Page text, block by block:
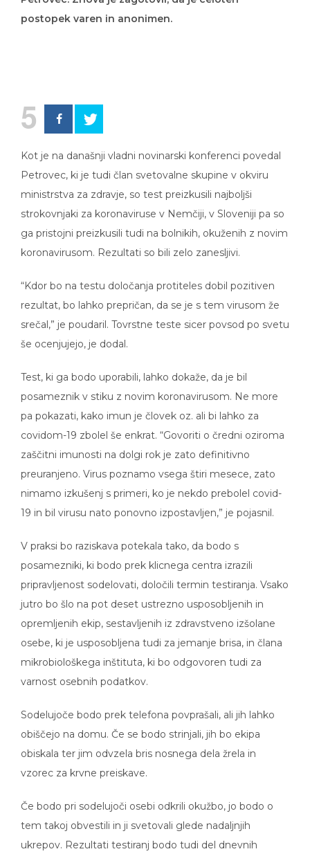
postopek varen in anonimen.
5
Kot je na današnji vladni novinarski konferenci povedal
Petrovec, ki je tudi član svetovalne skupine v okviru
ministrstva za zdravje, so test preizkusili najboljši
strokovnjaki za koronaviruse v Nemčiji, v Sloveniji pa so
ga pristojni preizkusili tudi na bolnikih, okuženih z novim
koronavirusom. Rezultati so bili zelo zanesljivi.
“Kdor bo na testu določanja protiteles dobil pozitiven
rezultat, bo lahko prepričan, da se je s tem virusom že
srečal,” je poudaril. Tovrstne teste sicer povsod po svetu
še ocenjujejo, je dodal.
Test, ki ga bodo uporabili, lahko dokaže, da je bil
posameznik v stiku z novim koronavirusom. Ne more
pa pokazati, kako imun je človek oz. ali bi lahko za
covidom-19 zbolel še enkrat. “Govoriti o čredni oziroma
zaščitni imunosti na dolgi rok je zato definitivno
preuranjeno. Virus poznamo vsega štiri mesece, zato
nimamo izkušenj s primeri, ko je nekdo prebolel covid-
19 in bil virusu nato ponovno izpostavljen,” je pojasnil.
V praksi bo raziskava potekala tako, da bodo s
posamezniki, ki bodo prek klicnega centra izrazili
pripravljenost sodelovati, določili termin testiranja. Vsako
jutro bo šlo na pot deset ustrezno usposobljenih in
opremljenih ekip, sestavljenih iz zdravstveno izšolane
osebe, ki je usposobljena tudi za jemanje brisa, in člana
mikrobiološkega inštituta, ki bo odgovoren tudi za
varnost osebnih podatkov.
Sodelujoče bodo prek telefona povprašali, ali jih lahko
obiščejo na domu. Če se bodo strinjali, jih bo ekipa
obiskala ter jim odvzela bris nosnega dela žrela in
vzorec za krvne preiskave.
Če bodo pri sodelujoči osebi odkrili okužbo, jo bodo o
tem takoj obvestili in ji svetovali glede nadaljnjih
ukrepov. Rezultati testiranj bodo tudi del dnevnih